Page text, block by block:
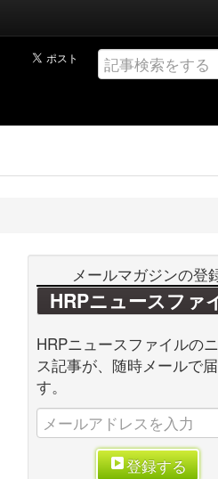
メールマガジンの登
HRPニュースファ
HRPニュースファイルの
ス記事が、随時メールで
す。
登録する